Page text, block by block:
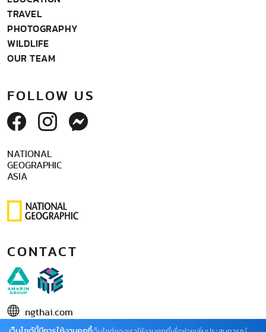
TRAVEL
PHOTOGRAPHY
WILDLIFE
OUR TEAM
FOLLOW US
NATIONAL
GEOGRAPHIC
ASIA
CONTACT
ngthai.com
บริษัท เอเอ็มอี อิมเมจิเนทีฟ จำกัด